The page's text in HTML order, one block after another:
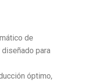
de
para
óptimo,